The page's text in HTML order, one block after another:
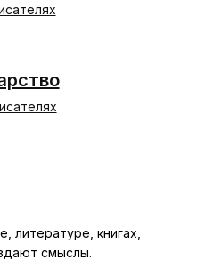
литературе, книгах,
смыслы.